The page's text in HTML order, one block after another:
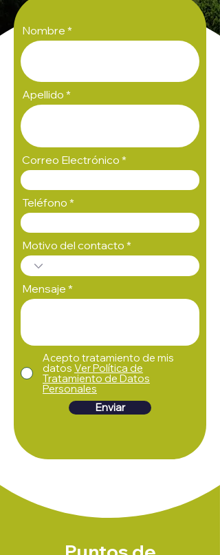
Nombre
Apellido
Correo Electrónico
Teléfono
Motivo del contacto
Mensaje
Acepto tratamiento de mis
datos Ver Política de
Tratamiento de Datos
Personales
Enviar